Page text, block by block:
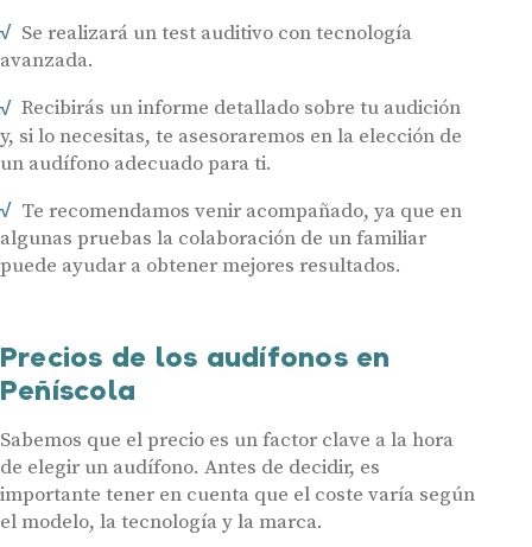
Se realizará un test auditivo con tecnología
avanzada.
Recibirás un informe detallado sobre tu audición
y, si lo necesitas, te asesoraremos en la elección de
un audífono adecuado para ti.
Te recomendamos venir acompañado, ya que en
algunas pruebas la colaboración de un familiar
puede ayudar a obtener mejores resultados.
Precios de los audífonos en
Peñíscola
Sabemos que el precio es un factor clave a la hora
de elegir un audífono. Antes de decidir, es
importante tener en cuenta que el coste varía según
el modelo, la tecnología y la marca.
Audífonos
Servicios
Contacto
audífonos
Nombre E-mail